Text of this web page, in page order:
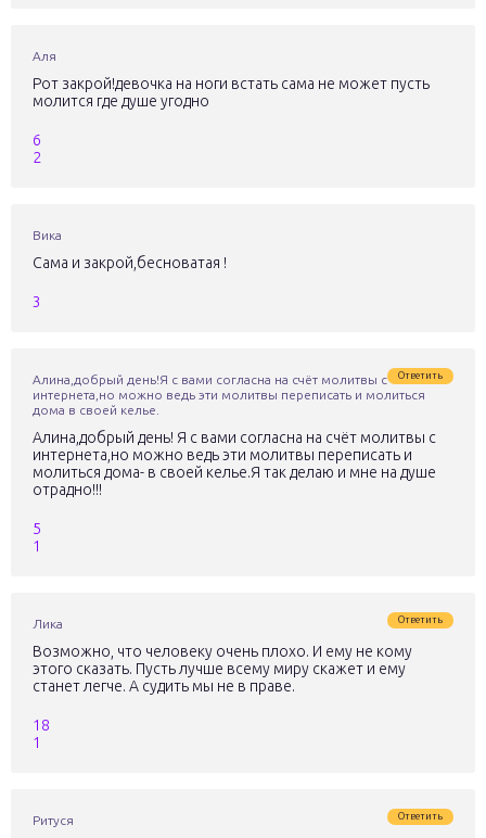
Аля
Рот закрой!девочка на ноги встать сама не может пусть
молится где душе угодно
6
2
Вика
Сама и закрой,бесноватая !
3
Алина,добрый день!Я с вами согласна на счёт молитвы с
интернета,но можно ведь эти молитвы переписать и молиться
дома в своей келье.
Ответить
Алина,добрый день! Я с вами согласна на счёт молитвы с
интернета,но можно ведь эти молитвы переписать и
молиться дома- в своей келье.Я так делаю и мне на душе
отрадно!!!
5
1
Лика Ответить
Возможно, что человеку очень плохо. И ему не кому
этого сказать. Пусть лучше всему миру скажет и ему
станет легче. А судить мы не в праве.
18
1
Ритуся Ответить